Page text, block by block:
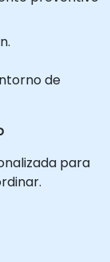
de
para